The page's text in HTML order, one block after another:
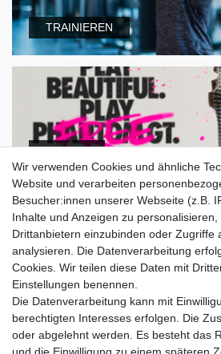
TRAINIEREN
Fussball
Lieferzeit etwa 1 bis 3
Versand mit
14 Tage
Kontaktieren Sie
Wir verwenden Cookies und ähnliche
Website und verarbeiten
Besucher:innen unserer Webseite (z.B.
Inhalte und Anzeigen zu personalisieren,
Drittanbietern einzubinden oder Zugriffe
analysieren. Die Datenverarbeitung
Cookies. Wir teilen diese Daten mit
Einstellungen benennen.
Die Datenverarbeitung kann mit
berechtigten Interesses erfolgen. Die
oder abgelehnt werden. Es besteht das